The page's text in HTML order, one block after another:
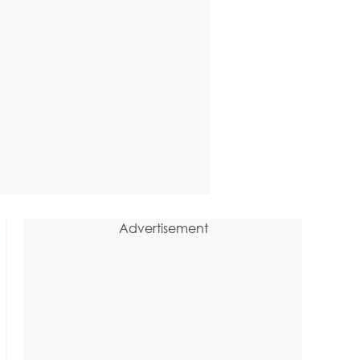
Advertisement